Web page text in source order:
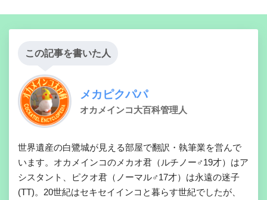
この記事を書いた人
メカピクパパ
オカメインコ大百科管理人
世界遺産の白鷺城が見える部屋で翻訳・執筆業を営んで
います。オカメインコのメカオ君（ルチノー♂19才）はア
シスタント、ピクオ君（ノーマル♂17才）は永遠の迷子
(TT)。20世紀はセキセイインコと暮らす世紀でしたが、